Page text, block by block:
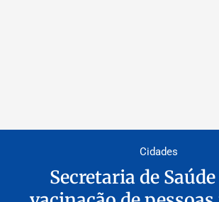
Cidades
Secretaria de